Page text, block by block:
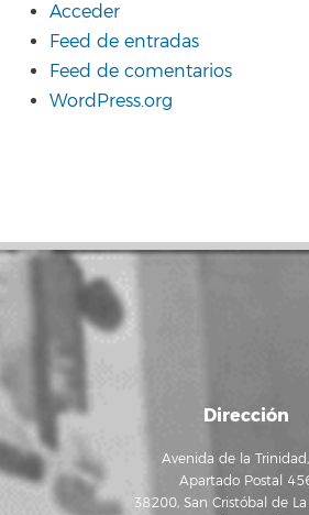
Acceder
Feed de entradas
Feed de comentarios
WordPress.org
Dirección
Avenida de la
Apartado Postal
38200, San Cristóbal de